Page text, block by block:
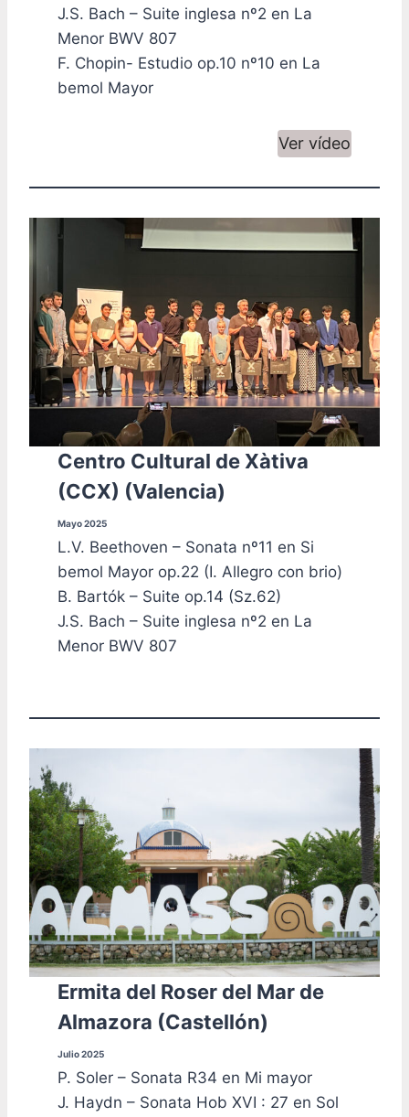
J.S. Bach – Suite inglesa nº2 en La
Menor BWV 807
F. Chopin- Estudio op.10 nº10 en La
bemol Mayor
Ver vídeo
Centro Cultural de Xàtiva
(CCX) (Valencia)
Mayo 2025
L.V. Beethoven – Sonata nº11 en Si
bemol Mayor op.22 (I. Allegro con brio)
B. Bartók – Suite op.14 (Sz.62)
J.S. Bach – Suite inglesa nº2 en La
Menor BWV 807
Ermita del Roser del Mar de
Almazora (Castellón)
Julio 2025
P. Soler – Sonata R34 en Mi mayor
J. Haydn – Sonata Hob XVI : 27 en Sol